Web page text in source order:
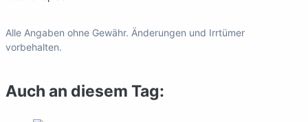
Alle Angaben ohne Gewähr. Änderungen und Irrtümer
vorbehalten.
Auch an diesem Tag: